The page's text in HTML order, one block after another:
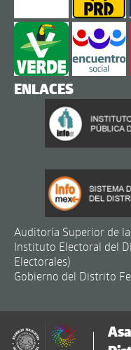
ENLACES
Auditoría Superior de
Instituto Electoral del
Electorales)
Gobierno del Distrito